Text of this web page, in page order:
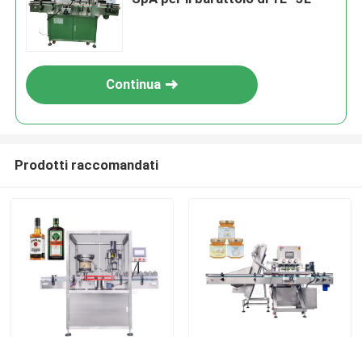
Continua
Prodotti raccomandati